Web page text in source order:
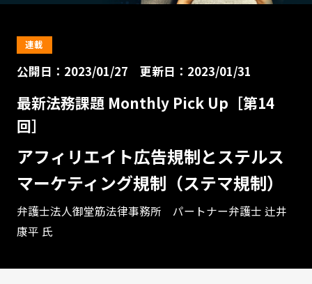
連載
公開日：2023/01/27 更新日：2023/01/31
最新法務課題 Monthly Pick Up［第14
回］
アフィリエイト広告規制とステルス
マーケティング規制（ステマ規制）
弁護士法人御堂筋法律事務所 パートナー弁護士 辻井
康平 氏